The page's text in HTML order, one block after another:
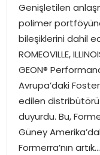
SPOR
EKONOMI
MAGAZIN
DÜNYA
OTOMOBIL
Genişletilen
polimer
bileşiklerini dahil
ROMEOVILLE,
GEON®
Avrupa’daki
edilen
duyurdu. Bu,
Güney
Formerra’nın artık…